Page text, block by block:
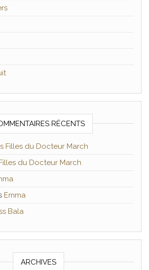
RÉCENTS
Filles du Docteur March
du Docteur March
Emma
Bala
ARCHIVES